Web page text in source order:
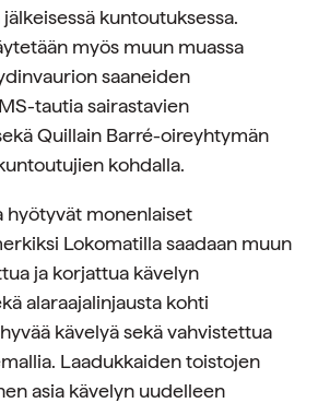
kuntoutuksessa.
myös muun muassa
saaneiden
tautia sairastavien
Quillain Barré-oireyhtymän
kohdalla.
hyötyvät monenlaiset
Lokomatillasaadaan muun
ja korjattua kävelyn
alaraajalinjausta kohti
kävelyä sekä vahvistettua
Laadukkaiden toistojen
asia kävelyn uudelleen